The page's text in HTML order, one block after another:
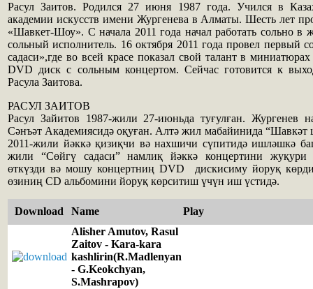
Расул Заитов. Родился 27 июня 1987 года. Учился в
академии искусств имени Жургенева в Алматы. Шесть лет
«Шавкет-Шоу». С начала 2011 года начал работать сольно
сольный исполнитель. 16 октября 2011 года провел первый
садаси»,где во всей красе показал свой талант в
DVD диск с сольным концертом. Сейчас готовится к
Расула Заитова.
РАСУЛ ЗАИТОВ
Расул Зайитов 1987-жили 27-июньда туғулған. Жургенев
Сәнъәт Академиясидә оқуған. Алтә жил мабайинида “Шавкәт
2011-жили йәккә қизиқчи вә нахшичи сүпитидә ишләшкә
жили “Сөйгү садаси” намлиқ йәккә концертини жуқури
өткүзди вә мошу концертниң DVD дискисиму йоруқ
өзиниң CD альбомини йоруқ көрситиш үчүн иш үстидә.
Download Name
Play
Alisher Amutov, Rasul
Zaitov - Kara-kara
kashlirin(R.Madlenyan
- G.Keokchyan,
S.Mashrapov)